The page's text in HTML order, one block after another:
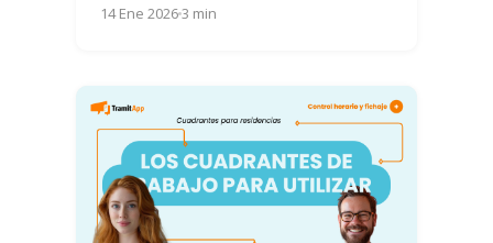
particularidades y cómo gestionarlos.
14 Ene 20263 min